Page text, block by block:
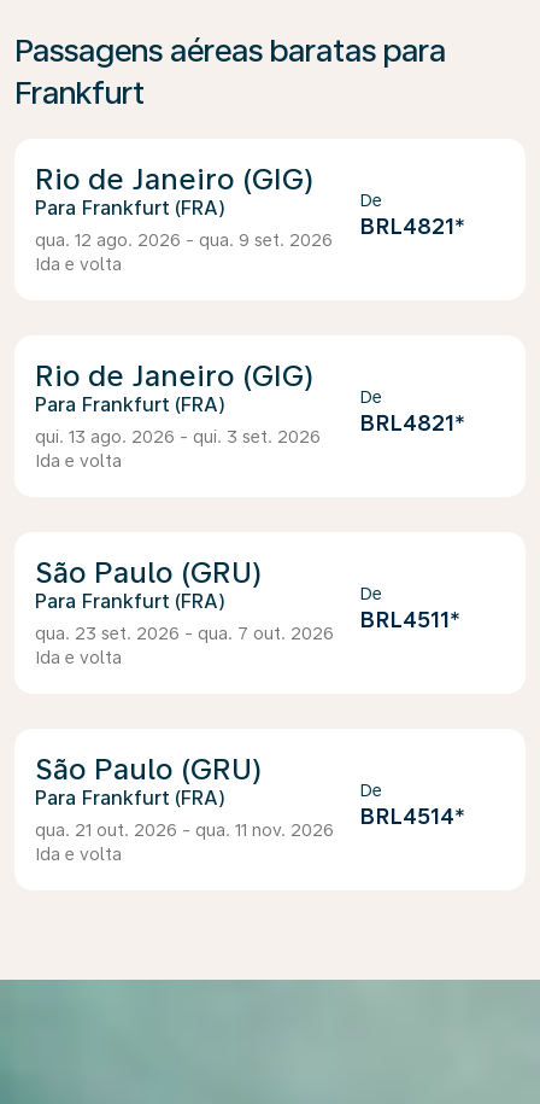
Passagens aéreas baratas para
Frankfurt
Rio de Janeiro (GIG)
Frankfurt (FRA)
qua. 12 ago. 2026 - qua. 9 set. 2026
Ida e volta
De
BRL4821*
Rio de Janeiro (GIG)
Frankfurt (FRA)
qui. 13 ago. 2026 - qui. 3 set. 2026
Ida e volta
De
BRL4821*
São Paulo (GRU)
Frankfurt (FRA)
qua. 23 set. 2026 - qua. 7 out. 2026
Ida e volta
De
BRL4511*
São Paulo (GRU)
Frankfurt (FRA)
qua. 21 out. 2026 - qua. 11 nov. 2026
Ida e volta
De
BRL4514*